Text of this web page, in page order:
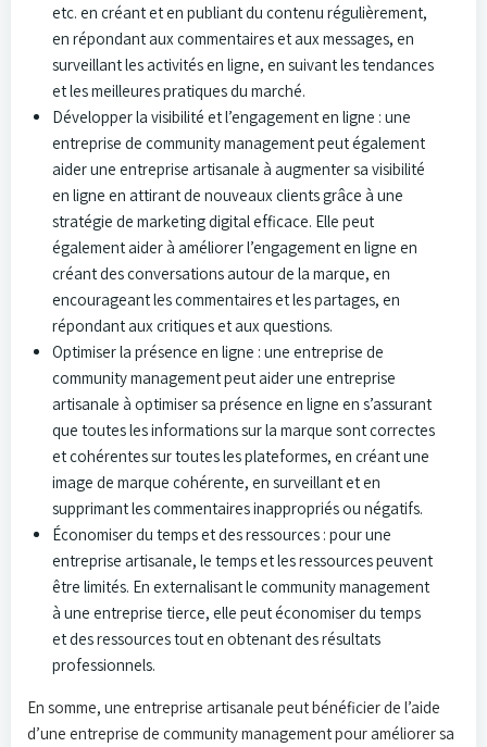
etc. en créant et en publiant du contenu régulièrement,
en répondant aux commentaires et aux messages, en
surveillant les activités en ligne, en suivant les tendances
et les meilleures pratiques du marché.
Développer la visibilité et l’engagement en ligne : une
entreprise de community management peut également
aider une entreprise artisanale à augmenter sa visibilité
en ligne en attirant de nouveaux clients grâce à une
stratégie de marketing digital efficace. Elle peut
également aider à améliorer l’engagement en ligne en
créant des conversations autour de la marque, en
encourageant les commentaires et les partages, en
répondant aux critiques et aux questions.
Optimiser la présence en ligne : une entreprise de
community management peut aider une entreprise
artisanale à optimiser sa présence en ligne en s’assurant
que toutes les informations sur la marque sont correctes
et cohérentes sur toutes les plateformes, en créant une
image de marque cohérente, en surveillant et en
supprimant les commentaires inappropriés ou négatifs.
Économiser du temps et des ressources : pour une
entreprise artisanale, le temps et les ressources peuvent
être limités. En externalisant le community management
à une entreprise tierce, elle peut économiser du temps
et des ressources tout en obtenant des résultats
professionnels.
En somme, une entreprise artisanale peut bénéficier de l’aide
d’une entreprise de community management pour améliorer sa